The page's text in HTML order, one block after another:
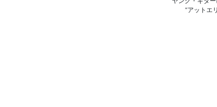
“アットエ